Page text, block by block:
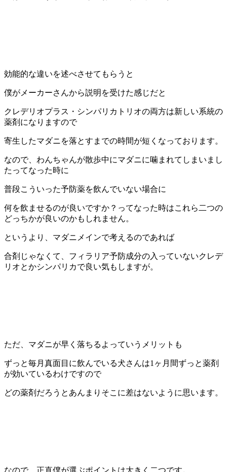
効能的な違いを述べさせてもらうと
僕がメーカーさんから説明を受けた感じだと
クレデリオプラス・シンパリカトリオの両方は新しい系統の
薬剤になりますので
寄生したマダニを落とすまでの時間が短くなっております。
なので、わんちゃんが散歩中にマダニに噛まれてしまいまし
たってなった時に
普段こういった予防薬を飲んでいない場合に
何を飲ませるのが良いですか？ってなった時はこれら二つの
どっちかが良いのかもしれません。
というより、マダニメインで考えるのであれば
合剤じゃなくて、フィラリア予防成分の入っていないクレデ
リオとかシンパリカで良い気もしますが。
ただ、マダニが早く落ちるよっていうメリットも
ずっと毎月真面目に飲んでいる犬さんは1ヶ月間ずっと薬剤
が効いているわけですので
どの薬剤だろうとあんまりそこに差はないように思います。